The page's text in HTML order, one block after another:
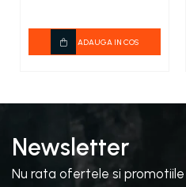
ADAUGA IN COS
Newsletter
Nu rata ofertele si